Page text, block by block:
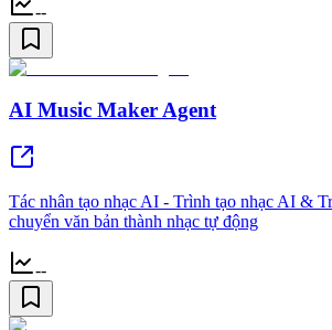
--
AI Music Maker Agent
Tác nhân tạo nhạc AI - Trình tạo nhạc AI &
chuyển văn bản thành nhạc tự động
--